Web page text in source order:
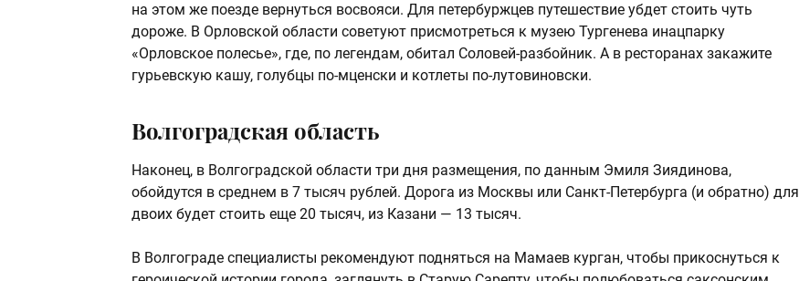
на этом же поезде вернуться восвояси. Для петербуржцев путешествие убдет стоить чуть
дороже. В Орловской области советуют присмотреться к музею Тургенева инацпарку
«Орловское полесье», где, по легендам, обитал Соловей-разбойник. А в ресторанах закажите
гурьевскую кашу, голубцы по-мценски и котлеты по-лутовиновски.
Волгоградская область
Наконец, в Волгоградской области три дня размещения, по данным Эмиля Зиядинова,
обойдутся в среднем в 7 тысяч рублей. Дорога из Москвы или Санкт-Петербурга (и обратно) для
двоих будет стоить еще 20 тысяч, из Казани — 13 тысяч.
В Волгограде специалисты рекомендуют подняться на Мамаев курган, чтобы прикоснуться к